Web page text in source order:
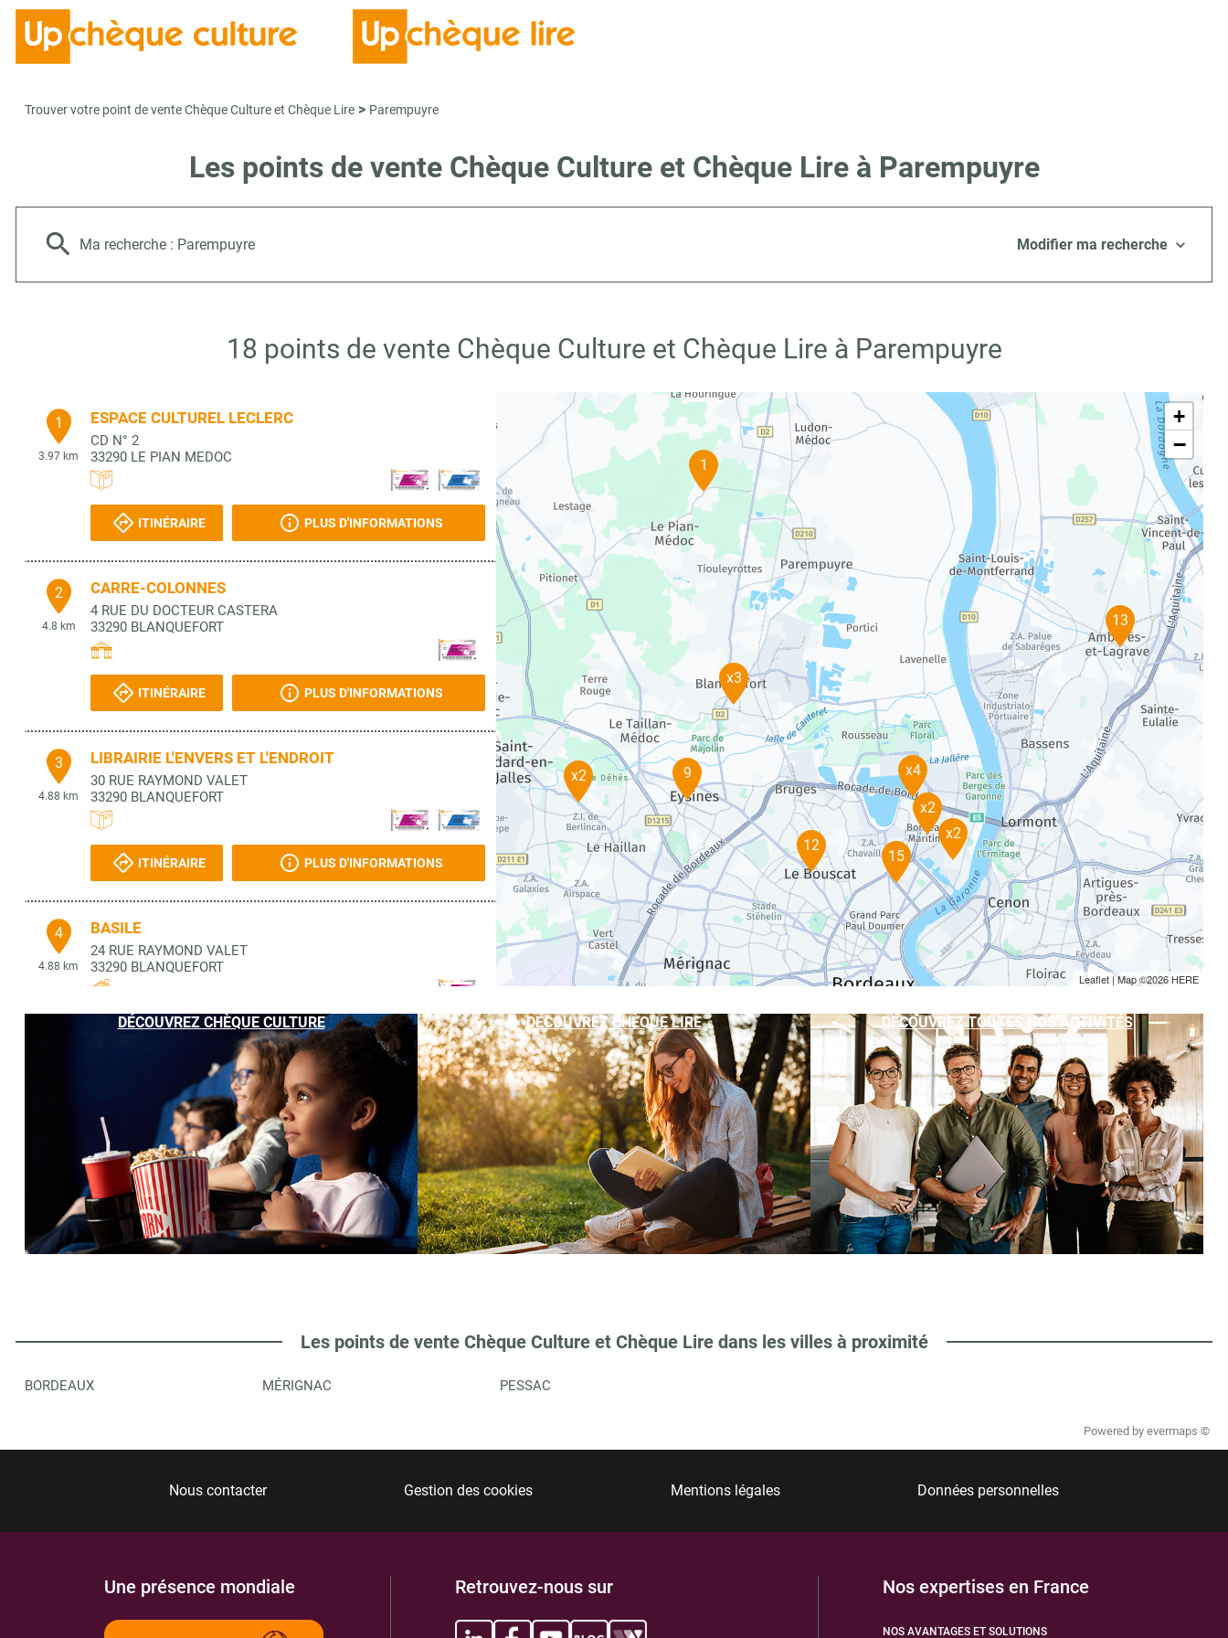
Trouver votre point de vente Chèque Culture et Chèque Lire > Parempuyre
Les points de vente Chèque Culture et Chèque Lire à Parempuyre
Ma recherche : Parempuyre Modifier ma recherche
18 points de vente Chèque Culture et Chèque Lire à Parempuyre
1
3.97 km
ESPACE CULTUREL LECLERC
CD N° 2
33290 LE PIAN MEDOC
ITINÉRAIRE PLUS D'INFORMATIONS
2
4.8 km
CARRE-COLONNES
4 RUE DU DOCTEUR CASTERA
33290 BLANQUEFORT
ITINÉRAIRE PLUS D'INFORMATIONS
3
4.88 km
LIBRAIRIE L'ENVERS ET L'ENDROIT
30 RUE RAYMOND VALET
33290 BLANQUEFORT
ITINÉRAIRE PLUS D'INFORMATIONS
4
4.88 km
BASILE
24 RUE RAYMOND VALET
33290 BLANQUEFORT
ITINÉRAIRE PLUS D'INFORMATIONS
CCAL AUCHAN
33300
BORDEAUX
ITINÉRAIRE PLUS D'INFORMATIONS
AVENUE DES 40 JOURNAUX
x2
13
12
15
x2
x2
x4
1
9
x3
+
−
Leaflet| Map ©2026 HERE
DÉCOUVREZ CHÈQUE CULTURE DÉCOUVREZ CHÈQUE LIRE DÉCOUVREZ TOUTES NOS ACTIVITÉS
Les points de vente Chèque Culture et Chèque Lire dans les villes à proximité
BORDEAUX MÉRIGNAC PESSAC
Powered by evermaps ©
Nous contacter Gestion des cookies Mentions légales Données personnelles
Une présence mondiale Retrouvez-nous sur Nos expertises en France
NOS AVANTAGES ET SOLUTIONS